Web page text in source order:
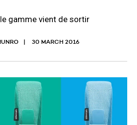
gamme vient de sortir
30 MARCH 2016